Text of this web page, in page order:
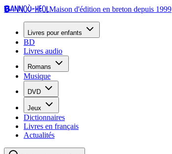
Bannoù-heolMaison d'édition en breton depuis 1999
Livres pour enfants
BD
Livres audio
Romans
Musique
DVD
Jeux
Dictionnaires
Livres en français
Actualités